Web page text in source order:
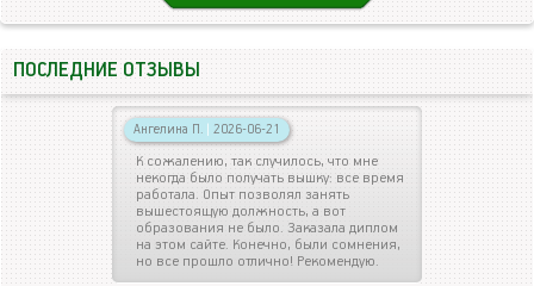
ПОСЛЕДНИЕ ОТЗЫВЫ
Ангелина П. | 2026-06-21
К сожалению, так случилось, что мне
некогда было получать вышку: все время
работала. Опыт позволял занять
вышестоящую должность, а вот
образования не было. Заказала диплом
на этом сайте. Конечно, были сомнения,
но все прошло отлично! Рекомендую.